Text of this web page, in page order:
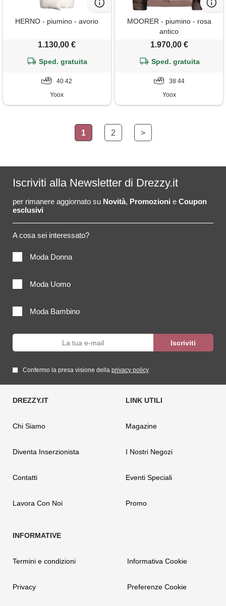
HERNO - piumino - avorio
1.130,00 €
Sped. gratuita
40 42
Yoox
MOORER - piumino - rosa
antico
1.970,00 €
Sped. gratuita
38 44
Yoox
1 2 >
Iscriviti alla Newsletter di Drezzy.it
per rimanere aggiornato su Novità, Promozioni e Coupon
esclusivi
A cosa sei interessato?
Moda Donna
Moda Uomo
Moda Bambino
Confermo la presa visione della privacy policy
Chi Siamo
Diventa Inserzionista
Contatti
Lavora Con Noi
Magazine
I Nostri Negozi
Eventi Speciali
Promo
Termini e condizioni
Privacy
Informativa Cookie
Preferenze Cookie